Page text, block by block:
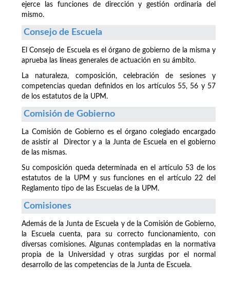
ejerce las funciones de dirección y gestión ordinaria del
mismo.
Consejo de Escuela
El Consejo de Escuela es el órgano de gobierno de la misma y
aprueba las líneas generales de actuación en su ámbito.
La naturaleza, composición, celebración de sesiones y
competencias quedan definidos en los artículos 55, 56 y 57
de los estatutos de la UPM.
Comisión de Gobierno
La Comisión de Gobierno es el órgano colegiado encargado
de asistir al Director y a la Junta de Escuela en el gobierno
de las mismas.
Su composición queda determinada en el artículo 53 de los
estatutos de la UPM y sus funciones en el artículo 22 del
Reglamento tipo de las Escuelas de la UPM.
Comisiones
Además de la Junta de Escuela y de la Comisión de Gobierno,
la Escuela cuenta, para su correcto funcionamiento, con
diversas comisiones. Algunas contempladas en la normativa
propia de la Universidad y otras surgidas por el normal
desarrollo de las competencias de la Junta de Escuela.